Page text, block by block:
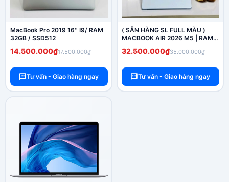
MacBook Pro 2019 16'' I9/ RAM
32GB / SSD512
14.500.000₫17.500.000₫
Tư vấn - Giao hàng ngay
( SẴN HÀNG SL FULL MÀU )
MACBOOK AIR 2026 M5 | RAM
16G | SSD 512G ( NEW SEAL
BHH 12 THÁNG )
32.500.000₫35.000.000₫
Tư vấn - Giao hàng ngay